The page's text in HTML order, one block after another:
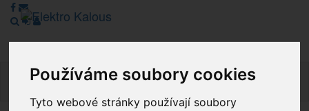
Používáme soubory cookies
Tyto webové stránky používají soubory